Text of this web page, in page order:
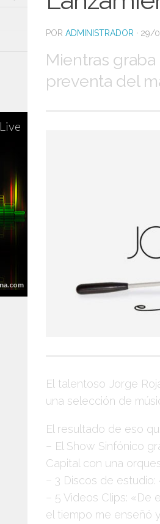
POR ADMINISTRADOR · 29/
Mientras
preventa del
El talentoso Jorge
una selección de
El resultado de eso
– El Show Sinfónico
Capital con una
– 3 Discos de estudio:
– 5 Videos Clips: «De
el tiempo me enseñó